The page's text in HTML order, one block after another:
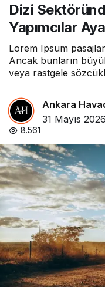
Dizi
Yapımcılar
Lorem Ipsum
Ancak bunların
veya rastgele
Ankara
31 Mayıs
8.561